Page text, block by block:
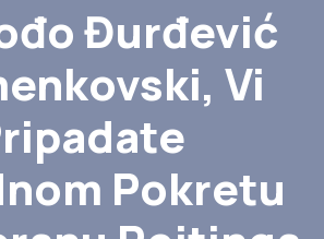
Đurđević
Vi
Pokretu